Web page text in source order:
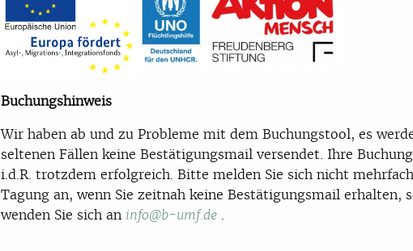
Buchungshinweis
Wir haben ab und zu Probleme mit dem Buchungstool, es
seltenen Fällen keine Bestätigungsmail versendet. Ihre
i.d.R. trotzdem erfolgreich. Bitte melden Sie sich nicht
Tagung an, wenn Sie zeitnah keine Bestätigungsmail erhalten,
wenden Sie sich an info@b-umf.de .